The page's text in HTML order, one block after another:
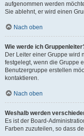
aufgenommen werden
Sie ablehnt, er wird einen
Nach oben
Wie werde ich
Der Leiter einer Gruppe wird
festgelegt, wenn die Gruppe
Benutzergruppe erstellen
kontaktieren.
Nach oben
Weshalb werden
Es ist der Board-
Farben zuzuteilen, so dass